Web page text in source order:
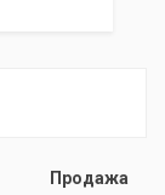
Продажа